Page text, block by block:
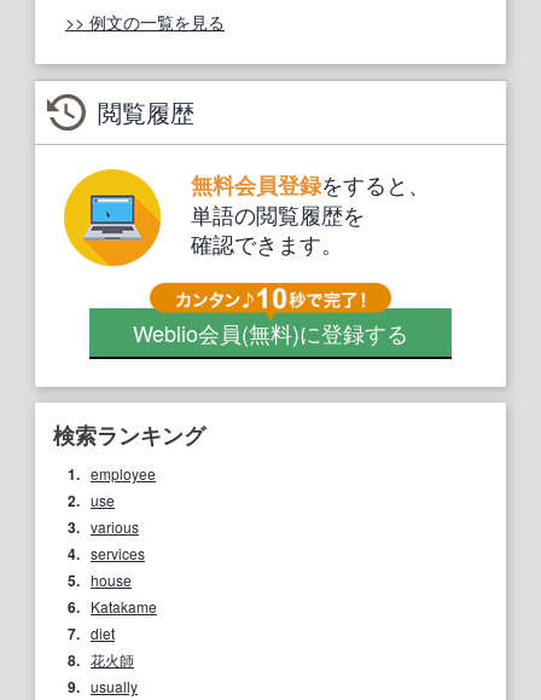
>> 例文の一覧を見る
閲覧履歴
無料会員登録をすると、
単語の閲覧履歴を
確認できます。
Weblio会員(無料)に登録する
検索ランキング
1. employee
2. use
3. various
4. services
5. house
6. Katakame
7. diet
8. 花火師
9. usually